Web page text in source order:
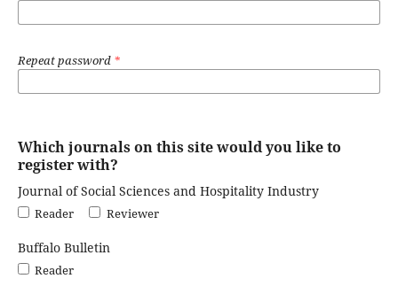
Repeat password *
Which journals on this site would you like to
register with?
Journal of Social Sciences and Hospitality Industry
Reader Reviewer
Buffalo Bulletin
Reader